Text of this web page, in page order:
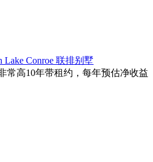
Lake Conroe 联排别墅
常高10年带租约，每年预估净收益